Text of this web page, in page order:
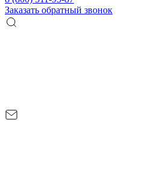
Заказать обратный звонок